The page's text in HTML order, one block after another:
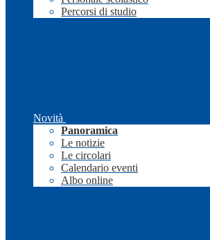
Percorsi di studio
Novità
Panoramica
Le notizie
Le circolari
Calendario eventi
Albo online